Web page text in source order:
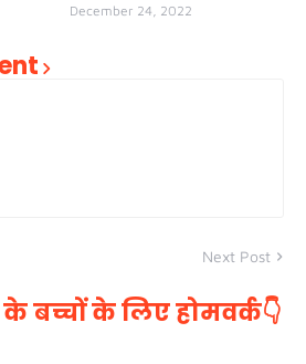
December 24, 2022
Next Post
बच्चों के लिए होमवर्क👇